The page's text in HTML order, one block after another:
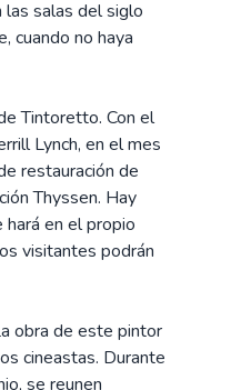
salas del siglo
cuando no haya
Tintoretto. Con el
Lynch, en el mes
restauración de
Thyssen. Hay
en el propio
visitantes podrán
obra de este pintor
cineastas. Durante
se reunen